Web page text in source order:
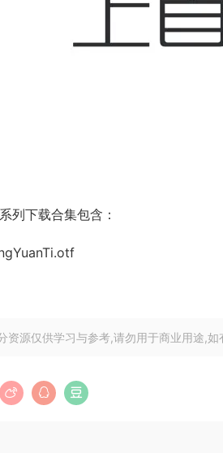
列下载合集包含：
资源仅供学习与参考,请勿用于商业用途,